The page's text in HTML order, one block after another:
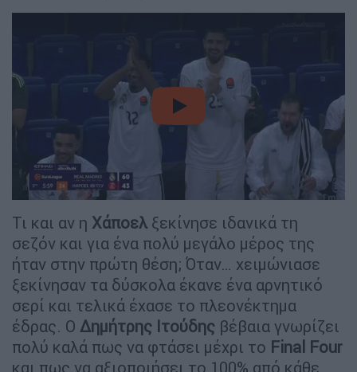
video
Τι και αν η Χάποελ ξεκίνησε ιδανικά τη
σεζόν και για ένα πολύ μεγάλο μέρος της
ήταν στην πρώτη θέση; Όταν… χειμώνιασε
ξεκίνησαν τα δύσκολα έκανε ένα αρνητικό
σερί και τελικά έχασε το πλεονέκτημα
έδρας. Ο Δημήτρης Ιτούδης βέβαια γνωρίζει
πολύ καλά πως να φτάσει μέχρι το Final Four
και πως να αξιοποιήσει το 100% από κάθε